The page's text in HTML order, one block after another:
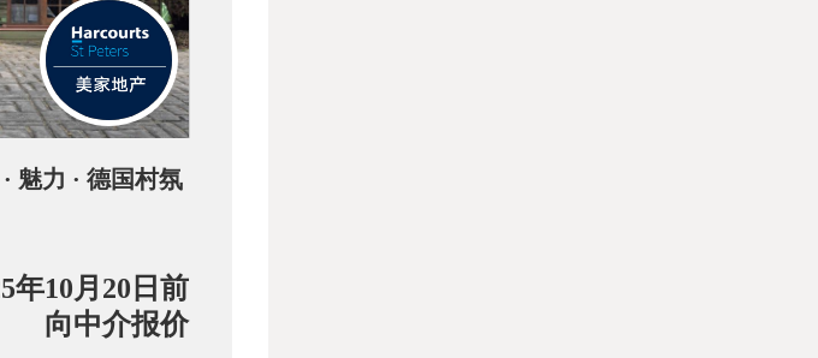
魅力 · 德国村氛
年10月20日前
向中介报价